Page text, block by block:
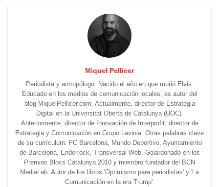
Miquel Pellicer
Periodista y antropólogo. Nacido el año en que murió Elvis.
Educado en los medios de comunicación locales, es autor del
blog MiquelPellicer.com. Actualmente, director de Estrategia
Digital en la Universitat Oberta de Catalunya (UOC).
Anteriormente, director de Innovación de Interprofit; director de
Estrategia y Comunicación en Grupo Lavinia. Otras palabras clave
de su currículum: FC Barcelona, Mundo Deportivo, Ayuntamiento
de Barcelona, Enderrock, Transversal Web. Galardonado en los
Premios Blocs Catalunya 2010 y miembro fundador del BCN
MediaLab. Autor de los libros 'Optimismo para periodistas' y 'La
Comunicación en la era Trump'.